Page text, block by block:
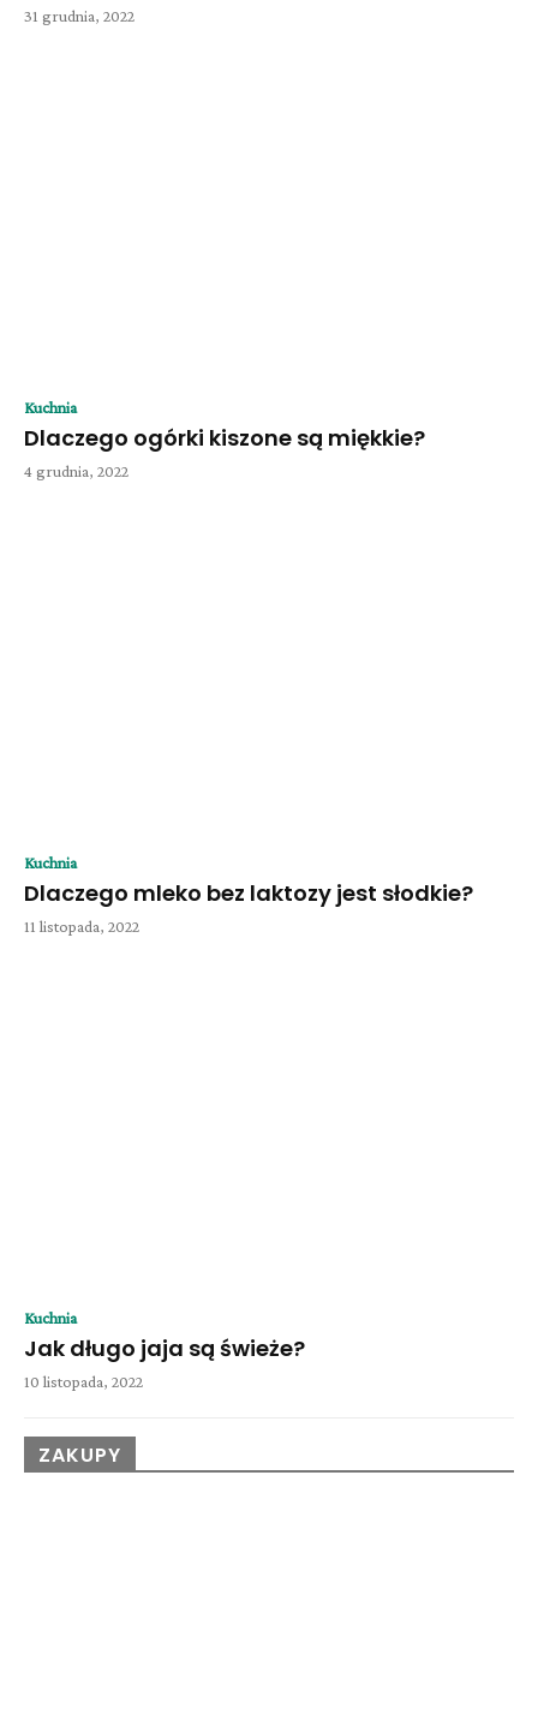
31 grudnia, 2022
Kuchnia
Dlaczego ogórki kiszone są miękkie?
4 grudnia, 2022
Kuchnia
Dlaczego mleko bez laktozy jest słodkie?
11 listopada, 2022
Kuchnia
Jak długo jaja są świeże?
10 listopada, 2022
ZAKUPY